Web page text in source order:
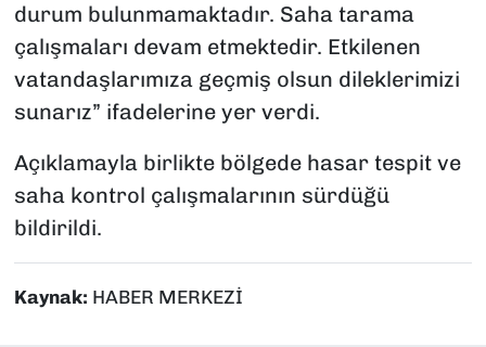
durum bulunmamaktadır. Saha tarama
çalışmaları devam etmektedir. Etkilenen
vatandaşlarımıza geçmiş olsun dileklerimizi
sunarız” ifadelerine yer verdi.
Açıklamayla birlikte bölgede hasar tespit ve
saha kontrol çalışmalarının sürdüğü
bildirildi.
Kaynak: HABER MERKEZİ